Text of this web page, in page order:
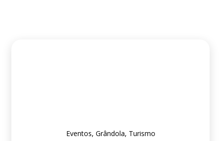
Eventos, Grândola, Turismo